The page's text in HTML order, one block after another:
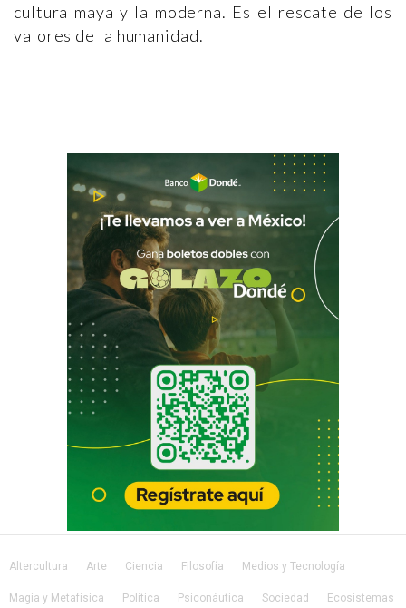
cultura maya y la moderna. Es el rescate de los
valores de la humanidad.
Altercultura Arte Ciencia Filosofía Medios y Tecnología
Magia y Metafísica Política Psiconáutica Sociedad Ecosistemas